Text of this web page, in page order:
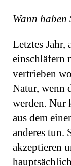
Wann haben
Letztes
einschläfern
vertrieben
Natur, wenn
werden. Nur
aus dem
anderes tun.
akzeptieren